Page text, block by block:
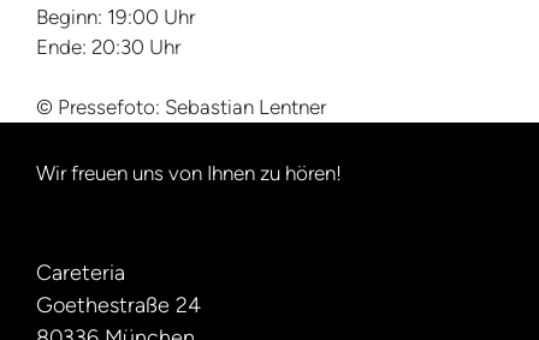
Beginn: 19:00 Uhr
Ende: 20:30 Uhr
© Pressefoto: Sebastian Lentner
Wir freuen uns von Ihnen zu hören!
Careteria
Goethestraße 24